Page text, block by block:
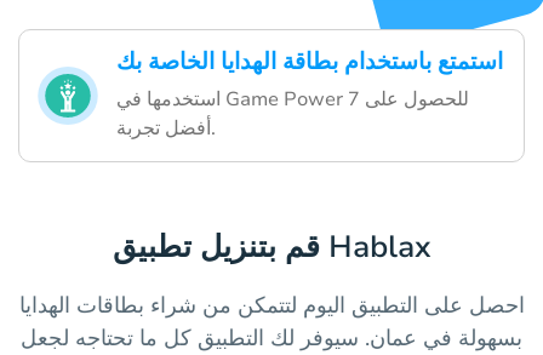
استمتع باستخدام بطاقة الهدايا الخاصة بك
استخدمها في Game Power 7 للحصول على
أفضل تجربة.
قم بتنزيل تطبيق Hablax
احصل على التطبيق اليوم لتتمكن من شراء بطاقات الهدايا
بسهولة في عمان. سيوفر لك التطبيق كل ما تحتاجه لجعل